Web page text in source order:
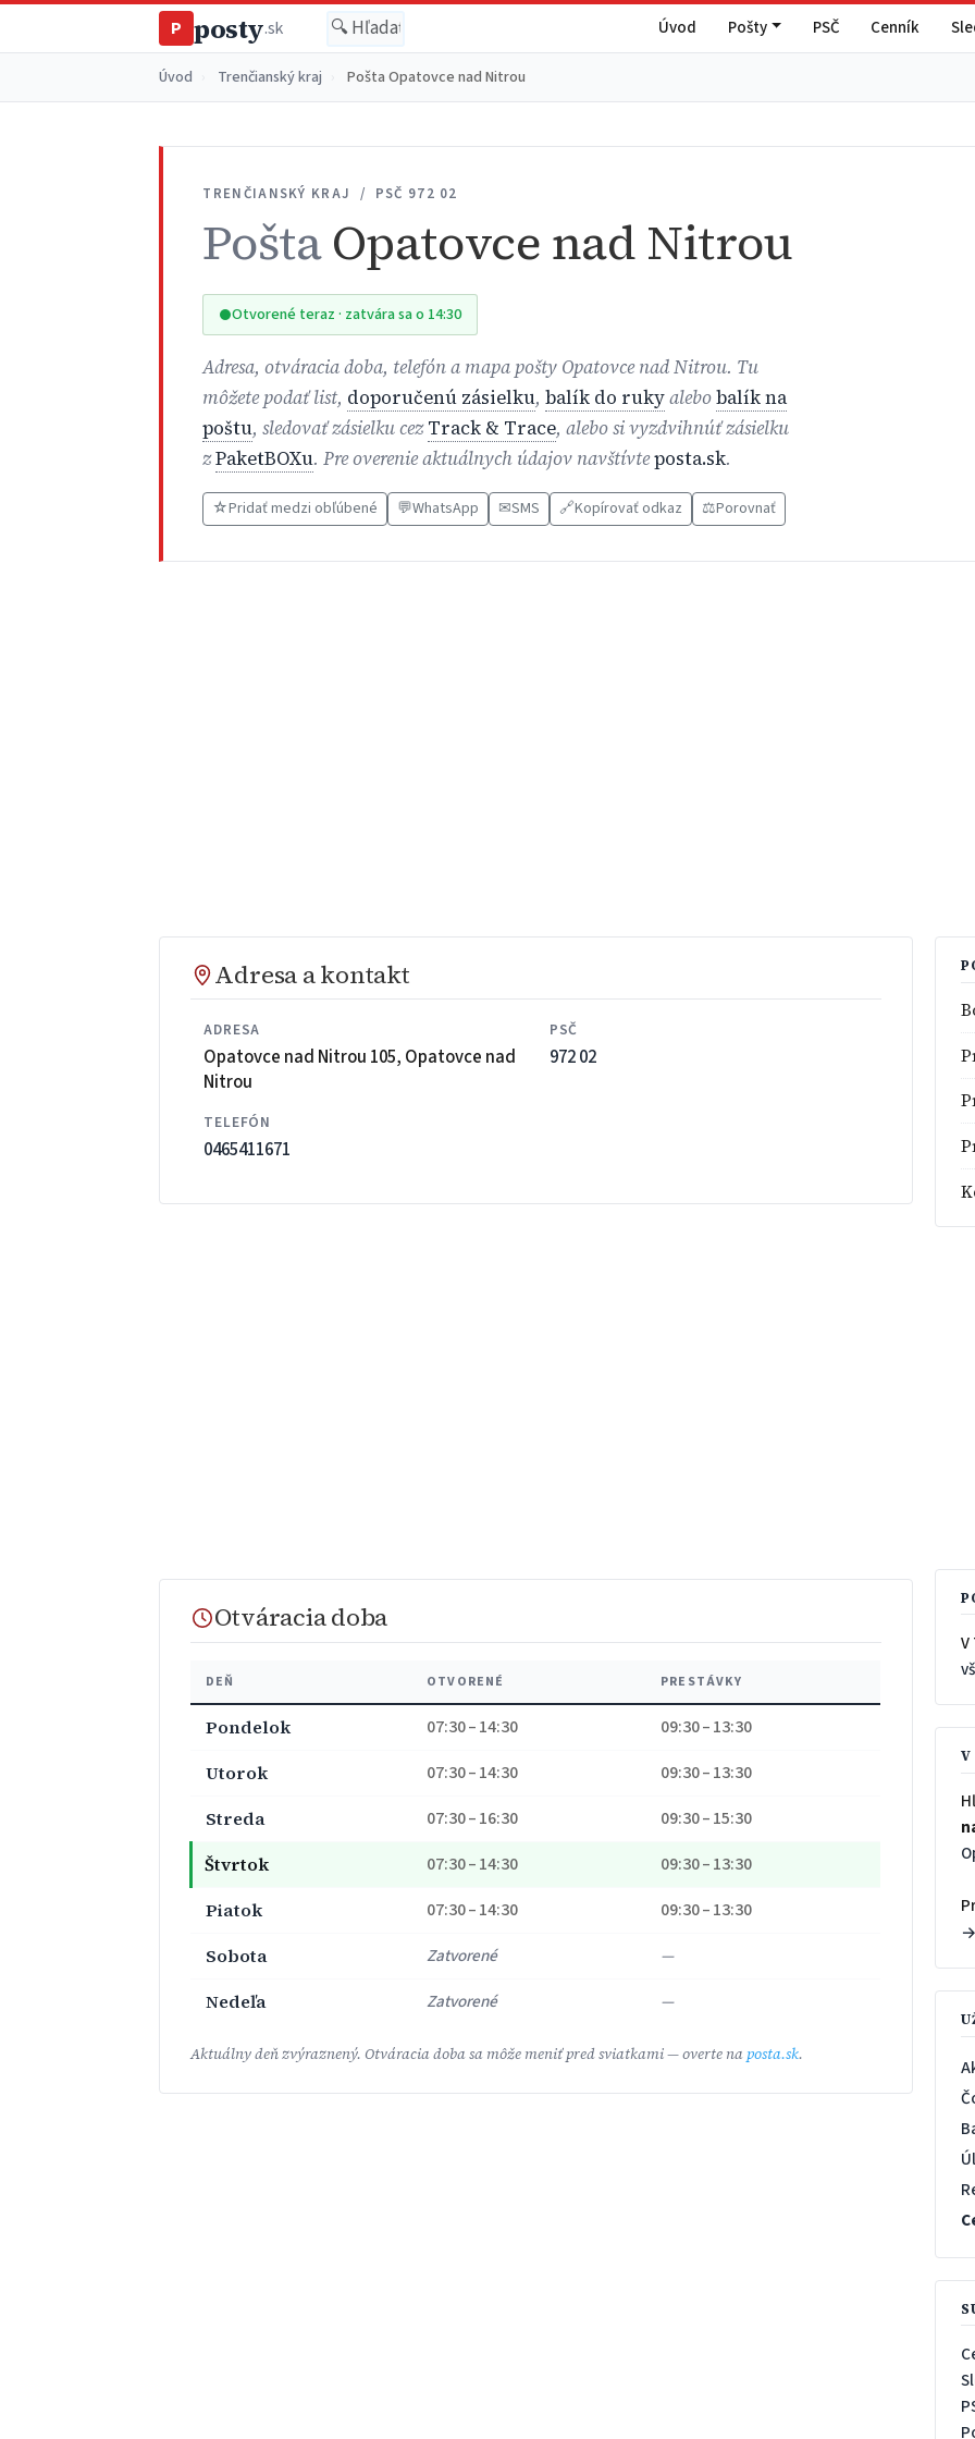
P posty.sk Úvod Pošty PSČ Cenník
Úvod Trenčianský kraj Pošta Opatovce nad Nitrou
TRENČIANSKÝ KRAJ / PSČ 972 02
PoštaOpatovce nad Nitrou
Otvorené teraz · zatvára sa o 14:30
Adresa, otváracia doba, telefón a mapa pošty Opatovce nad Nitrou. Tu
môžete podať list, doporučenú zásielku,balík do rukyalebobalík na
poštu, sledovať zásielku cezTrack & Trace, alebo si vyzdvihnúť zásielku
zPaketBOXu. Pre overenie aktuálnych údajov navštívteposta.sk.
☆Pridať medzi obľúbené 💬WhatsApp ✉SMS 🔗Kopírovať odkaz ⚖️Porovnať
Adresa a kontakt
ADRESA
Opatovce nad Nitrou 105, Opatovce nad
Nitrou
PSČ
972 02
TELEFÓN
0465411671
Otváracia doba
DEŇ OTVORENÉ PRESTÁVKY
Pondelok 07:30 – 14:30
09:30 – 13:30
Utorok
07:30 – 14:30
09:30 – 13:30
Streda
07:30 – 16:30
09:30 – 15:30
Štvrtok
07:30 – 14:30
09:30 – 13:30
Piatok
07:30 – 14:30
09:30 – 13:30
Sobota
Zatvorené
—
Nedeľa
Zatvorené —
Aktuálny deň zvýraznený. Otváracia doba sa môže meniť pred sviatkami — overte na posta.sk.
V
→